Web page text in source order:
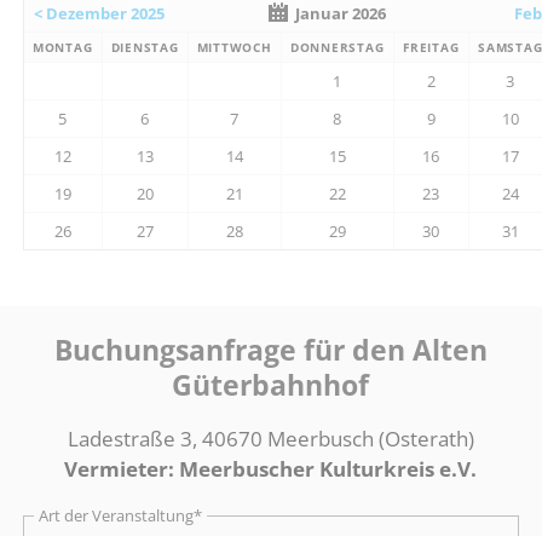
< Dezember 2025 Januar 2026
MONTAG DIENSTAG MITTWOCH DONNERSTAG FREITAG SAMSTAG
1 2
3
5
6 7 8 9
10
12
13 14 15 16
17
19
20 21 22 23
24
26
27 28 29 30 31
Buchungsanfrage für den Alten
Güterbahnhof
Ladestraße 3, 40670 Meerbusch (Osterath)
Vermieter: Meerbuscher Kulturkreis e.V.
Pflichtfeld
Art der Veranstaltung*